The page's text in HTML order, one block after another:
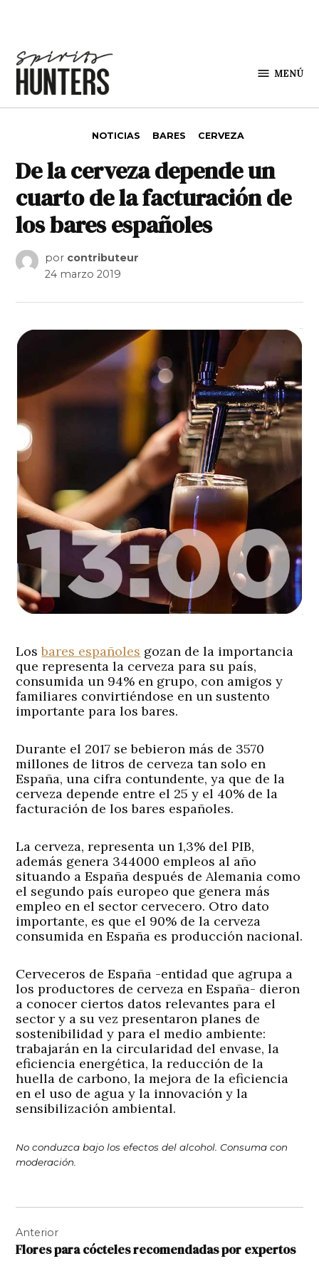
MENÚ
NOTICIAS BARES CERVEZA
De la cerveza depende un
cuarto de la facturación de
los bares españoles
por contributeur
24 marzo 2019
Losbares españoles gozan de la importancia
que representa la cerveza para su país,
consumida un 94% en grupo, con amigos y
familiares convirtiéndose en un sustento
importante para los bares.
Durante el 2017 se bebieron más de 3570
millones de litros de cerveza tan solo en
España, una cifra contundente, ya que de la
cerveza depende entre el 25 y el 40% de la
facturación de los bares españoles.
La cerveza, representa un 1,3% del PIB,
además genera 344000 empleos al año
situando a España después de Alemania como
el segundo país europeo que genera más
empleo en el sector cervecero. Otro dato
importante, es que el 90% de la cerveza
consumida en España es producción nacional.
Cerveceros de España -entidad que agrupa a
los productores de cerveza en España- dieron
a conocer ciertos datos relevantes para el
sector y a su vez presentaron planes de
sostenibilidad y para el medio ambiente:
trabajarán en la circularidad del envase, la
eficiencia energética, la reducción de la
huella de carbono, la mejora de la eficiencia
en el uso de agua y la innovación y la
sensibilización ambiental.
No conduzca bajo los efectos del alcohol. Consuma con
moderación.
de
entradas
Anterior
Flores para cócteles recomendadas por expertos